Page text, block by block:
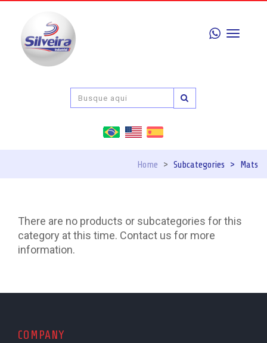
Toggle
Home > Subcategories > Mats
There are no products or subcategories for this
category at this time. Contact us for more
information.
COMPANY